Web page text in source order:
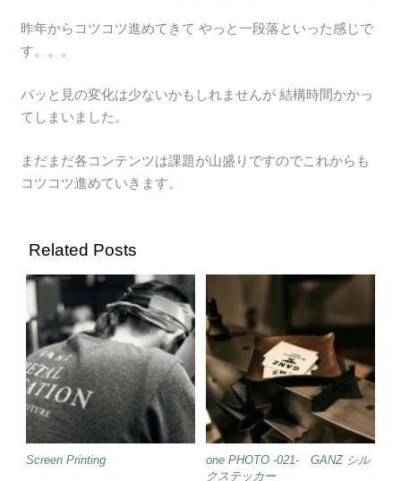
昨年からコツコツ進めてきて やっと一段落といった感じで
す。。。
パッと見の変化は少ないかもしれませんが 結構時間かかっ
てしまいました。
まだまだ各コンテンツは課題が山盛りですのでこれからも
コツコツ進めていきます。
Related Posts
Screen Printing
one PHOTO -021- GANZ シル
クステッカー